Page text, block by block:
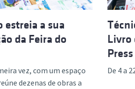
estreia a sua
da Feira do
vez, com um espaço
dezenas de obras a
Livro
Press
De 4 a